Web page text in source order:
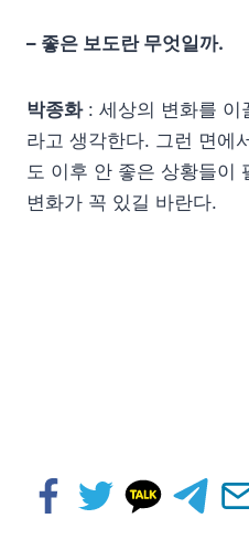
– 좋은 보도란 무엇일까.
박종화: 세상의 변화를 이
라고 생각한다. 그런 면에
도 이후 안 좋은 상황들이
변화가 꼭 있길 바란다.